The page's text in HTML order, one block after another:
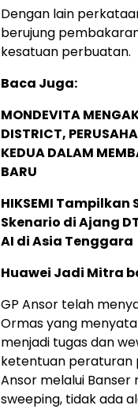
Dengan lain
berujung
kesatuan perbuatan.
Baca Juga:
MONDEVITA
DISTRICT,
KEDUA DALAM
BARU
HIKSEMI
Skenario di Ajang
AI di Asia Tenggara
Huawei Jadi Mitra
GP Ansor telah
Ormas yang
menjadi tugas dan
ketentuan peraturan
Ansor melalui
sweeping, tidak ada